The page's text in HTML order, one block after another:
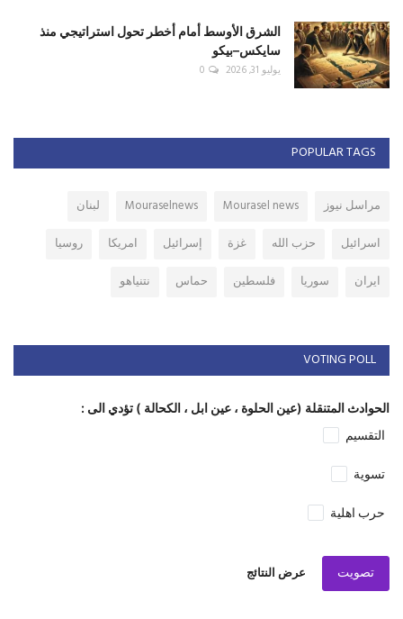
الشرق الأوسط أمام أخطر تحول استراتيجي منذ
سايكس–بيكو
يوليو 31, 2026 0
POPULAR TAGS
مراسل نيوز Mourasel news
Mouraselnews
لبنان
اسرائيل
حزب الله غزة إسرائيل امريكا
روسيا
ايران
سوريا فلسطين حماس نتنياهو
VOTING POLL
الحوادث المتنقلة (عين الحلوة ، عين ابل ، الكحالة ) تؤدي الى :
التقسيم
تسوية
حرب اهلية
تصويت عرض النتائج